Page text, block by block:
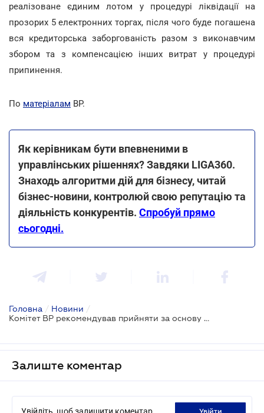
реалізоване єдиним лотом у процедурі ліквідації на
прозорих 5 електронних торгах, після чого буде погашена
вся кредиторська заборгованість разом з виконавчим
збором та з компенсацією інших витрат у процедурі
припинення.
По матеріалам ВР.
Як керівникам бути впевненими в
управлінських рішеннях? Завдяки LIGA360.
Знаходь алгоритми дій для бізнесу, читай
бізнес-новини, контролюй свою репутацію та
діяльність конкурентів. Спробуй прямо
сьогодні.
Головна / Новини /
Комітет ВР рекомендував прийняти за основу законопроєкт щодо припинення державних підприємств та господарських товариств
Залиште коментар
Увійдіть, щоб залишити коментар увійти